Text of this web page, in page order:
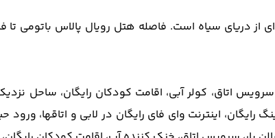
اتاق، کولر آبی، اقامت کودکان رایگان، ساحل نزدیک،
رایگان، اینترنت وای فای رایگان در لابی و اتاقها،